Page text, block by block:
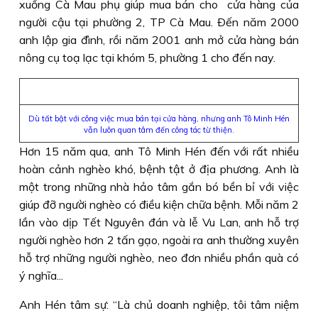
xuống Cà Mau phụ giúp mua bán cho cửa hàng của
người cậu tại phường 2, TP Cà Mau. Ðến năm 2000
anh lập gia đình, rồi năm 2001 anh mở cửa hàng bán
nông cụ toạ lạc tại khóm 5, phường 1 cho đến nay.
Dù tất bật với công việc mua bán tại cửa hàng, nhưng anh Tô Minh Hén
vẫn luôn quan tâm đến công tác từ thiện.
Hơn 15 năm qua, anh Tô Minh Hén đến với rất nhiều
hoàn cảnh nghèo khó, bệnh tật ở địa phương. Anh là
một trong những nhà hảo tâm gắn bó bền bỉ với việc
giúp đỡ người nghèo có điều kiện chữa bệnh. Mỗi năm 2
lần vào dịp Tết Nguyên đán và lễ Vu Lan, anh hỗ trợ
người nghèo hơn 2 tấn gạo, ngoài ra anh thường xuyên
hỗ trợ những người nghèo, neo đơn nhiều phần quà có
ý nghĩa...
Anh Hén tâm sự: “Là chủ doanh nghiệp, tôi tâm niệm